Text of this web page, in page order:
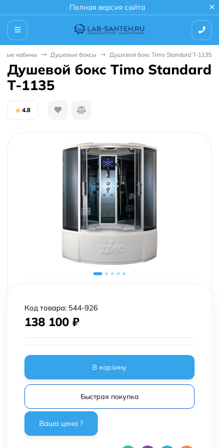
Полная версия сайта
кабины Душевые боксы Душевой бокс Timo Standard T-1135
Душевой бокс Timo Standard
T-1135
4.8
Код товара: 544-926
138 100 ₽
В корзину
Быстрая покупка